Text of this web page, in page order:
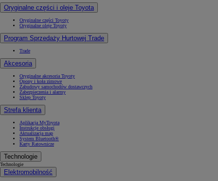
Oryginalne części i oleje Toyota
Oryginalne części Toyoty
Oryginalne oleje Toyoty
Program Sprzedaży Hurtowej Trade
Trade
Akcesoria
Oryginalne akcesoria Toyoty
Opony i koła zimowe
Zabudowy samochodów dostawczych
Zabezpieczenia i alarmy
Sklep Toyoty
Strefa klienta
Aplikacja MyToyota
Instrukcje obsługi
Aktualizacja map
System Bluetooth®
Karty Ratownicze
Technologie
Technologie
Elektromobilność